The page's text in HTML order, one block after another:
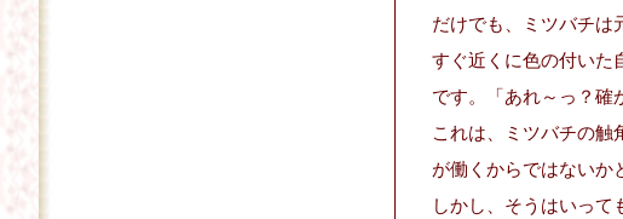
だけでも、ミツバチは
すぐ近くに色の付いた
です。「あれ～っ？確
これは、ミツバチの触
が働くからではないか
しかし、そうはいって